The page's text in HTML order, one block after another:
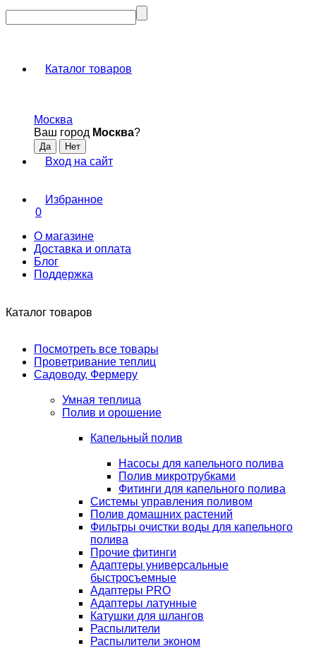
Каталог товаров
Москва
Ваш город Москва?
Вход на сайт
Избранное
0
О магазине
Доставка и оплата
Блог
Поддержка
Каталог товаров
Посмотреть все товары
Проветривание теплиц
Садоводу, Фермеру
Умная теплица
Полив и орошение
Капельный полив
Насосы для капельного полива
Полив микротрубками
Фитинги для капельного полива
Системы управления поливом
Полив домашних растений
Фильтры очистки воды для капельного
полива
Прочие фитинги
Адаптеры универсальные
быстросъемные
Адаптеры PRO
Адаптеры латунные
Катушки для шлангов
Распылители
Распылители эконом